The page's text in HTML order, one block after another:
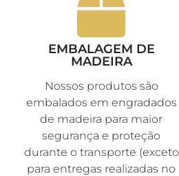
EMBALAGEM DE
MADEIRA
Nossos produtos são
embalados em engradados
de madeira para maior
segurança e proteção
durante o transporte (exceto
para entregas realizadas no